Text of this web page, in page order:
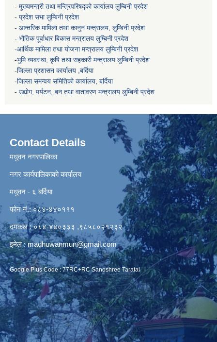
- मुख्यमन्त्री तथा मन्त्रिपरिषद्को कार्यालय लुम्बिनी प्रदेश
- प्रदेश सभा लुम्बिनी प्रदेश
- आन्तरिक मामिला तथा कानुन मन्त्रालय, लुम्बिनी प्रदेश
- भौतिक पूर्वाधार बिकास मन्त्रालय लुम्बिनी प्रदेश
-आर्थिक मामिला तथा योजना मन्त्रालय लुम्बिनी प्रदेश
-भुमि व्यवस्था, कृषि तथा सहकारी मन्त्रालय लुम्बिनी प्रदेश
-जिल्ला प्रशासन कार्यालय ,बर्दिया
-जिल्ला समन्वय समितिको कार्यालय, बर्दिया
- उद्योग, पर्यटन, बन तथा वातावरण मन्त्रालय लुम्बिनी प्रदेश
Contact Details
मधुवन नगरपालिका
नगर कार्यपालिकाको कार्यालय
मधुवन - ६ बर्दिया
फोन नं.: ०८४-४४०१११
दमकल : ०८४-४४०३३३ ,९८५८०२१२३२
इमेल :madhuwanmun@gmail.com
Google Plus Code : 77RC+RC Sanoshree Taratal